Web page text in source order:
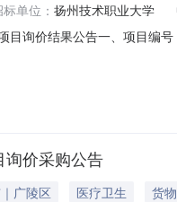
单位： 扬州技术职业大学
目询价结果公告一、项目编
：响应供应商不足三家E包
询价采购公告
广陵区 医疗卫生
货物